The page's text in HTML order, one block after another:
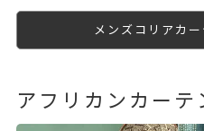
メンズコリアカ
アフリカンカーテ